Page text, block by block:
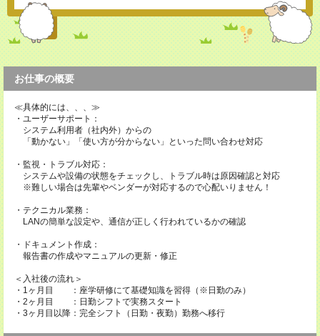
お仕事の概要
≪具体的には、、、≫
・ユーザーサポート：
システム利用者（社内外）からの
「動かない」「使い方が分からない」といった問い合わせ対応
・監視・トラブル対応：
システムや設備の状態をチェックし、トラブル時は原因確認と対応
※難しい場合は先輩やベンダーが対応するので心配いりません！
・テクニカル業務：
LANの簡単な設定や、通信が正しく行われているかの確認
・ドキュメント作成：
報告書の作成やマニュアルの更新・修正
＜入社後の流れ＞
・1ヶ月目 ：座学研修にて基礎知識を習得（※日勤のみ）
・2ヶ月目 ：日勤シフトで実務スタート
・3ヶ月目以降：完全シフト（日勤・夜勤）勤務へ移行